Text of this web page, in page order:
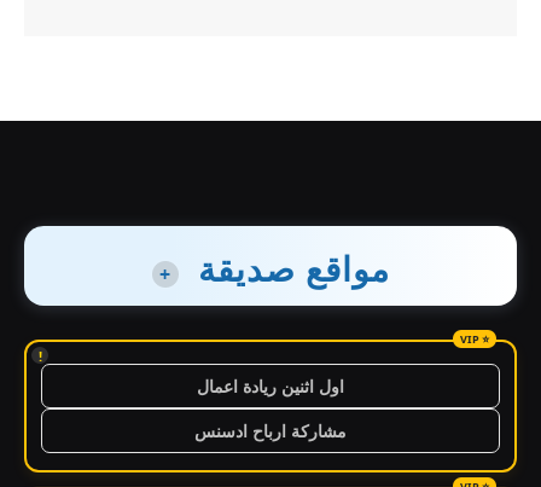
مواقع صديقة +
!
اول اثنين ريادة اعمال
مشاركة ارباح ادسنس